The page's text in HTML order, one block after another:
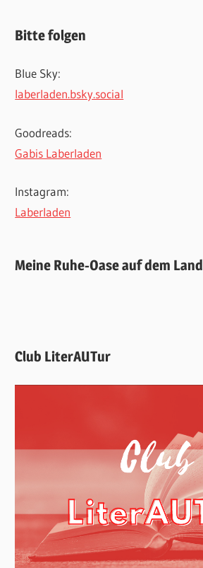
Bitte folgen
Blue Sky:
laberladen.bsky.social
Goodreads:
Gabis Laberladen
Instagram:
Laberladen
Meine Ruhe-Oase auf dem Land
Club LiterAUTur